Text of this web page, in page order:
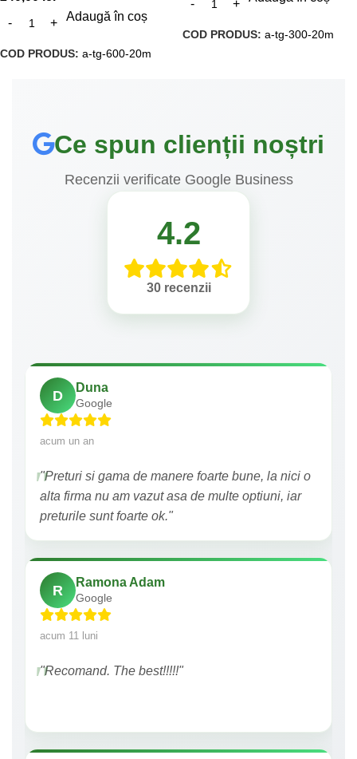
Adaugă în coș
COD PRODUS: a-tg-600-20m
COD PRODUS: a-tg-300-20m
Ce spun clienții noștri
Recenzii verificate Google Business
4.2
30 recenzii
D
Duna
Google
acum un an
"Preturi si gama de manere foarte bune, la nici o
alta firma nu am vazut asa de multe optiuni, iar
preturile sunt foarte ok."
R
Ramona Adam
Google
acum 11 luni
"Recomand. The best!!!!!"